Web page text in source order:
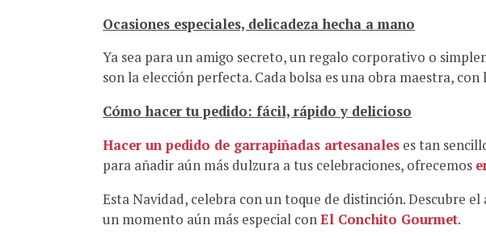
Ocasiones especiales, delicadeza hecha a mano
Ya sea para un amigo secreto, un regalo corporativo o
son la elección perfecta. Cada bolsa es una obra maestra,
Cómo hacer tu pedido: fácil, rápido y delicioso
Hacer un pedido de garrapiñadas artesanales es tan
para añadir aún más dulzura a tus celebraciones, ofrecemos
Esta Navidad, celebra con un toque de distinción. Descubre
un momento aún más especial conEl Conchito Gourmet.